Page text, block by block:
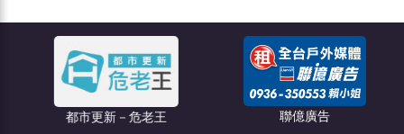
都市更新－危老王 聯億廣告